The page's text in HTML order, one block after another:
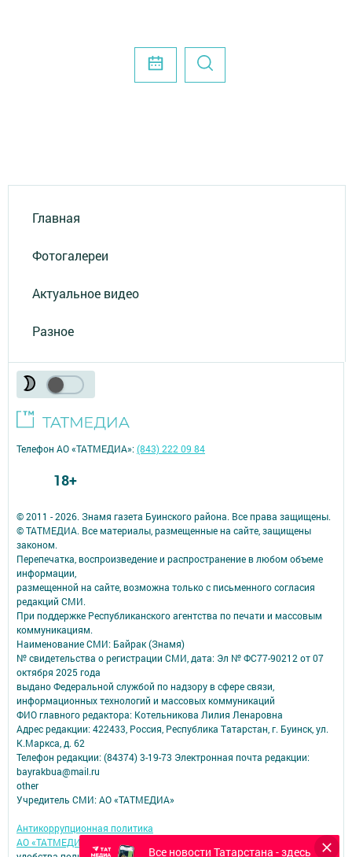
Главная
Фотогалереи
Актуальное видео
Разное
Все новости Татарстана - здесь
© 2011 - 2026. Знамя газета Буинского района. Все права защищены.
© ТАТМЕДИА. Все материалы, размещенные на сайте, защищены
законом.
Перепечатка, воспроизведение и распространение в любом объеме
информации,
размещенной на сайте, возможна только с письменного согласия
редакций СМИ.
При поддержке Республиканского агентства по печати и массовым
коммуникациям.
Наименование СМИ: Байрак (Знамя)
№ свидетельства о регистрации СМИ, дата: Эл № ФС77-90212 от 07
октября 2025 года
выдано Федеральной службой по надзору в сфере связи,
информационных технологий и массовых коммуникаций
ФИО главного редактора: Котельникова Лилия Ленаровна
Адрес редакции: 422433, Россия, Республика Татарстан, г. Буинск, ул.
К.Маркса, д. 62
Телефон редакции: (84374) 3-19-73 Электронная почта редакции:
bayrakbua@mail.ru
other
Учредитель СМИ: АО «ТАТМЕДИА»
Антикоррупционная политика
АО «ТАТМЕДИА» использует «cookie»
для персонализации сервисов и
Телефон АО «ТАТМЕДИА»:(843) 222 09 84
18+